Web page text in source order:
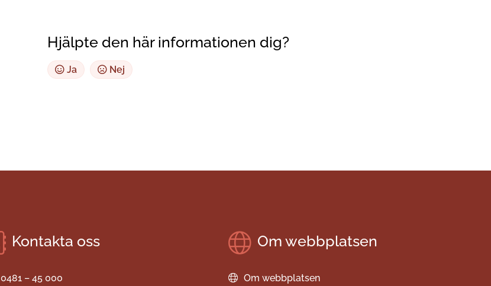
Hjälpte den här informationen dig?
Ja Nej
Kontakta oss
0481 – 45 000
Om webbplatsen
Om webbplatsen